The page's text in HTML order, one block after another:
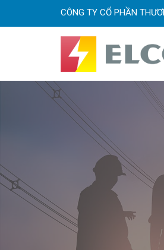
CÔNG TY CỔ PHẦN